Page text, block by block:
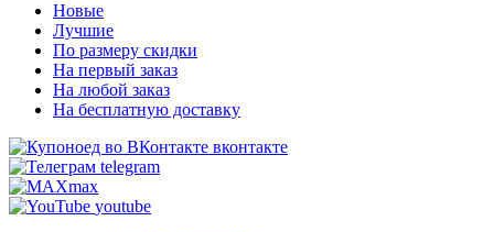
Новые
Лучшие
По размеру скидки
На первый заказ
На любой заказ
На бесплатную доставку
вконтакте
telegram
max
youtube